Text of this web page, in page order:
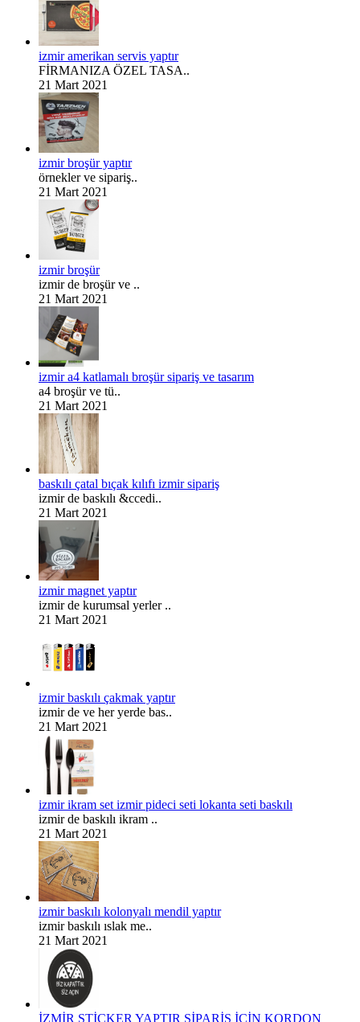
izmir amerikan servis yaptır
FİRMANIZA ÖZEL TASA..
21 Mart 2021
izmir broşür yaptır
örnekler ve sipariş..
21 Mart 2021
izmir broşür
izmir de broşür ve ..
21 Mart 2021
izmir a4 katlamalı broşür sipariş ve tasarım
a4 broşür ve tü..
21 Mart 2021
baskılı çatal bıçak kılıfı izmir sipariş
izmir de baskılı &ccedi..
21 Mart 2021
izmir magnet yaptır
izmir de kurumsal yerler ..
21 Mart 2021
izmir baskılı çakmak yaptır
izmir de ve her yerde bas..
21 Mart 2021
izmir ikram set izmir pideci seti lokanta seti baskılı
izmir de baskılı ikram ..
21 Mart 2021
izmir baskılı kolonyalı mendil yaptır
izmir baskılı ıslak me..
21 Mart 2021
İZMİR STİCKER YAPTIR SİPARİŞ İÇİN KORDON